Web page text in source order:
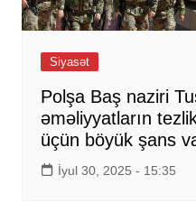
Siyasət
Polşa Baş naziri
əməliyyatların
üçün böyük şans
İyul 30, 2025 - 15:35